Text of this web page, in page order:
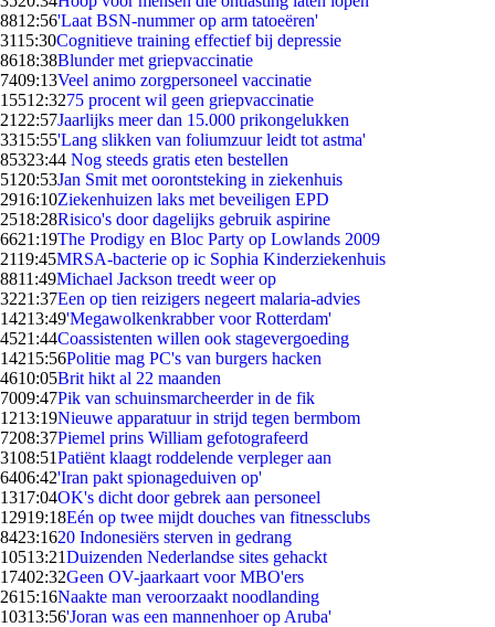
8812:56'Laat BSN-nummer op arm tatoeëren'
3115:30Cognitieve training effectief bij depressie
8618:38Blunder met griepvaccinatie
7409:13Veel animo zorgpersoneel vaccinatie
15512:3275 procent wil geen griepvaccinatie
21 22:57Jaarlijks meer dan 15.000 prikongelukken
3315:55'Lang slikken van foliumzuur leidt tot astma'
85323:44 Nog steeds gratis eten bestellen
51 20:53Jan Smit met oorontsteking in ziekenhuis
2916:10Ziekenhuizen laks met beveiligen EPD
2518:28Risico's door dagelijks gebruik aspirine
6621:19The Prodigy en Bloc Party op Lowlands 2009
2119:45MRSA-bacterie op ic Sophia Kinderziekenhuis
8811:49Michael Jackson treedt weer op
3221:37Een op tien reizigers negeert malaria-advies
14213:49'Megawolkenkrabber voor Rotterdam'
4521:44Coassistenten willen ook stagevergoeding
14215:56Politie mag PC's van burgers hacken
4610:05Brit hikt al 22 maanden
7009:47Pik van schuinsmarcheerder in de fik
1213:19Nieuwe apparatuur in strijd tegen bermbom
7208:37Piemel prins William gefotografeerd
3108:51Patiënt klaagt roddelende verpleger aan
6406:42'Iran pakt spionageduiven op'
1317:04OK's dicht door gebrek aan personeel
12919:18Eén op twee mijdt douches van fitnessclubs
8423:1620 Indonesiërs sterven in gedrang
10513:21Duizenden Nederlandse sites gehackt
17402:32Geen OV-jaarkaart voor MBO'ers
2615:16Naakte man veroorzaakt noodlanding
10313:56'Joran was een mannenhoer op Aruba'